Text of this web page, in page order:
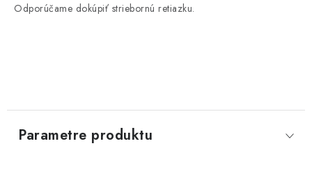
Odporúčame dokúpiť striebornú retiazku.
Parametre produktu